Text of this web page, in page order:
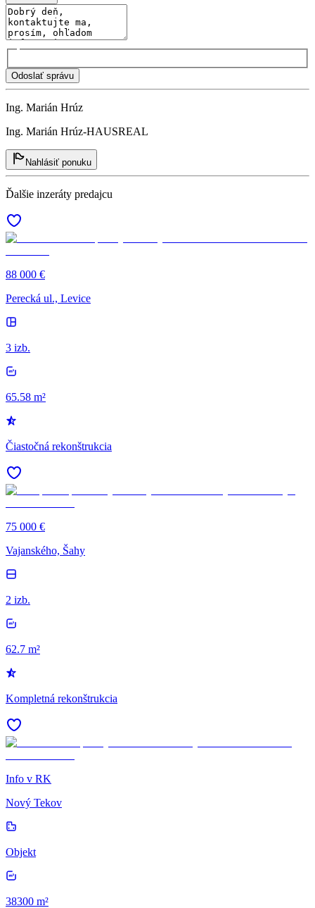
Odoslať správu
Ing. Marián Hrúz
Ing. Marián Hrúz-HAUSREAL
Nahlásiť ponuku
Ďalšie inzeráty predajcu
88 000 €
Perecká ul., Levice
3 izb.
65.58 m²
Čiastočná rekonštrukcia
75 000 €
Vajanského, Šahy
2 izb.
62.7 m²
Kompletná rekonštrukcia
Info v RK
Nový Tekov
Objekt
38300 m²